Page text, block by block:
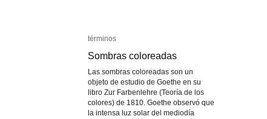
términos
Sombras coloreadas
Las sombras coloreadas son un
objeto de estudio de Goethe en su
libro Zur Farbenlehre (Teoría de los
colores) de 1810. Goethe observó que
la intensa luz solar del mediodía
términos
Sombras coloreadas